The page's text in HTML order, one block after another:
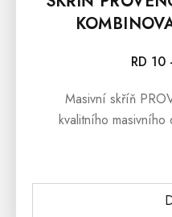
RD
Masivní skříň
kvalitního masivního